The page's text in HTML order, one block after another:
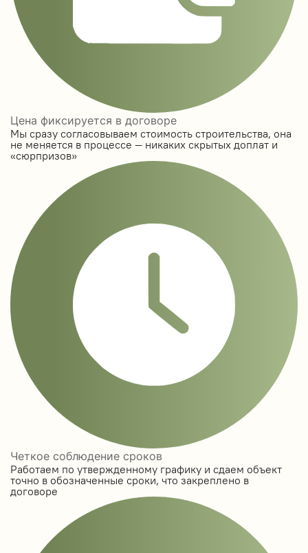
Цена фиксируется в договоре
Мы сразу согласовываем стоимость строительства, она
не меняется в процессе — никаких скрытых доплат и
«сюрпризов»
Четкое соблюдение сроков
Работаем по утвержденному графику и сдаем объект
точно в обозначенные сроки, что закреплено в
договоре